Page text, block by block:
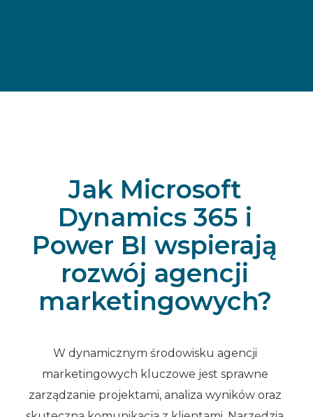
Jak Microsoft
Dynamics 365 i
Power BI wspierają
rozwój agencji
marketingowych?
W dynamicznym środowisku agencji
marketingowych kluczowe jest sprawne
zarządzanie projektami, analiza wyników oraz